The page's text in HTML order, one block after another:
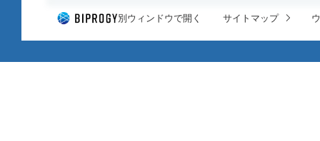
別ウィンドウで開く サイトマップ